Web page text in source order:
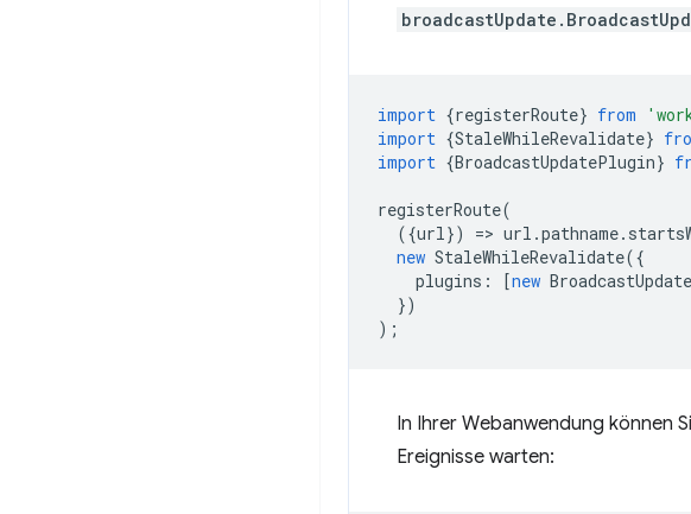
import {registerRoute} from
import {StaleWhileRevalidate}
import {BroadcastUpdatePlugin}
registerRoute(
({url}) => url .pathname.
new StaleWhileRevalidate({
plugins : [new
})
);
In Ihrer Webanwendung können
Ereignisse warten: